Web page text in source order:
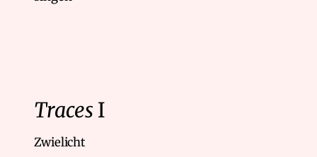
Traces I
Zwielicht